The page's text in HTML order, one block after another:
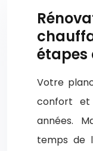
étapes
Votre
confort et
années.
temps de